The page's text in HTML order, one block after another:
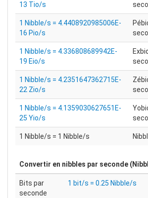
13 Tio/s
1 Nibble/s = 4.4408920985006E-
16 Pio/s
1 Nibble/s = 4.336808689942E-
19 Eio/s
1 Nibble/s = 4.2351647362715E-
22 Zio/s
1 Nibble/s = 4.1359030627651E-
25 Yio/s
1 Nibble/s = 1 Nibble/s
Convertir en nibbles par seconde
Bits par
seconde
1 bit/s = 0.25 Nibble/s